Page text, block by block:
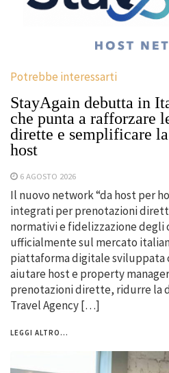
Potrebbe interessarti
StayAgain debutta in
che punta a rafforzare
dirette e semplificare
host
6 AGOSTO 2026
Il nuovo network “da host per
integrati per prenotazioni
normativi e fidelizzazione degli
ufficialmente sul mercato
piattaforma digitale sviluppata
aiutare host e property
prenotazioni dirette, ridurre la
Travel Agency […]
LEGGI ALTRO...